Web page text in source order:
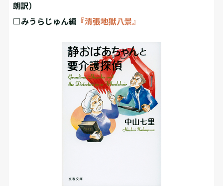
朗訳）
□みうらじゅん編 『清張地獄八景』